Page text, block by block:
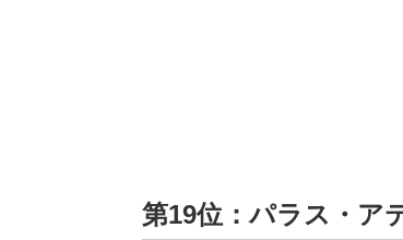
第19位：パラス・ア